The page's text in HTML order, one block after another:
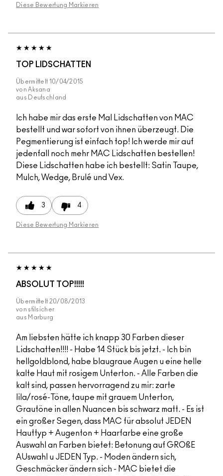
Diese Bewertung Markieren
TOP LIDSCHATTEN
Übermittelt 10/04/2015
von Aksana
aus
Deutschland
Ich habe mir das erste Mal Lidschatten von MAC
bestellt und war sofort von ihnen überzeugt. Die
Pegmentierung ist einfach top! Ich werde mir auf
jedenfall noch mehr MAC Lidschatten bestellen!
Diese Lidschatten habe ich bestellt: Satin Taupe,
Mulch, Wedge, Brulé und Vex.
3 4
Diese Bewertung Markieren
ABSOLUT TOP!!!!!
Übermittelt 20/08/2013
von stilsicher
aus Marburg
Am liebsten hätte ich knapp 30 Farben dieser
Lidschatten!!!! - Habe 14 Stück bis jetzt. - Ich bin
hellgoldblond, habe blaugraue Augen u eine helle
kalte Haut mit rosigem Unterton. - Alle Farben die
kalt sind, passen hervorragend zu mir: zarte
lila/rosé-Töne, taupe mit grauem Unterton,
Grautöne in allen Nuancen bis schwarz matt. - Es ist
ein großer Segen, dass MAC für absolut JEDEN
Hauttyp + Augenton + Haarfarbe eine große
Auswahl an Farben bietet: Betonung auf GROßE
AUswahl u JEDEN Typ. - Moden ändern sich,
Geschmäcker ändern sich - MAC bietet die